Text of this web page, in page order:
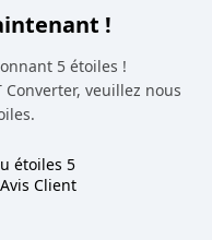
!
5 étoiles !
Converter, veuillez nous
étoiles 5
Client